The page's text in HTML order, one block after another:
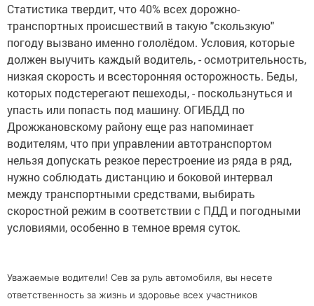
Статистика твердит, что 40% всех дорожно-
транспортных происшествий в такую "скользкую"
погоду вызвано именно гололёдом. Условия, которые
должен выучить каждый водитель, - осмотрительность,
низкая скорость и всесторонняя осторожность. Беды,
которых подстерегают пешеходы, - поскользнуться и
упасть или попасть под машину. ОГИБДД по
Дрожжановскому району еще раз напоминает
водителям, что при управлении автотранспортом
нельзя допускать резкое перестроение из ряда в ряд,
нужно соблюдать дистанцию и боковой интервал
между транспортными средствами, выбирать
скоростной режим в соответствии с ПДД и погодными
условиями, особенно в темное время суток.
Уважаемые водители! Сев за руль автомобиля, вы несете
ответственность за жизнь и здоровье всех участников